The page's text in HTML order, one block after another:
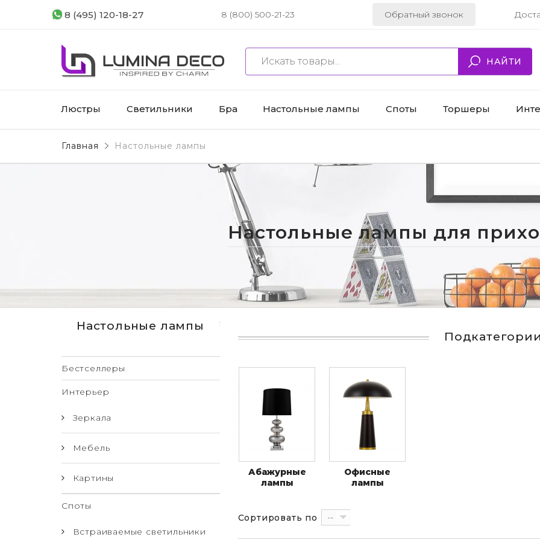
8 (495) 120-18-27 8 (800) 500-21-23 Обратный звонок
НАЙТИ
Люстры Светильники Бра Настольные лампы Споты Торшеры
Главная Настольные лампы
Настольные лампы для
Настольные лампы
Бестселлеры
Интерьер
Зеркала
Мебель
Картины
Споты
Встраиваемые светильники
Абажурные
лампы
Офисные
лампы
Сортировать по --